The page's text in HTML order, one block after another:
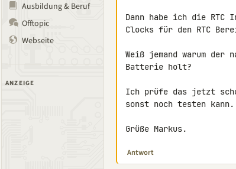
Ausbildung & Beruf
Offtopic
Webseite
ANZEIGE
Dann habe ich die
Clocks für den RTC
Weiß jemand warum
Batterie holt?
Ich prüfe das jetzt
sonst noch testen kann.
Grüße Markus.
Antwort